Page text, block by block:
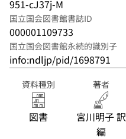
951-cJ37j-M
国立国会図書館書誌ID
000001109733
国立国会図書館永続的識別子
info:ndljp/pid/1698791
資料種別
図書
著者
宮川明子 訳
編